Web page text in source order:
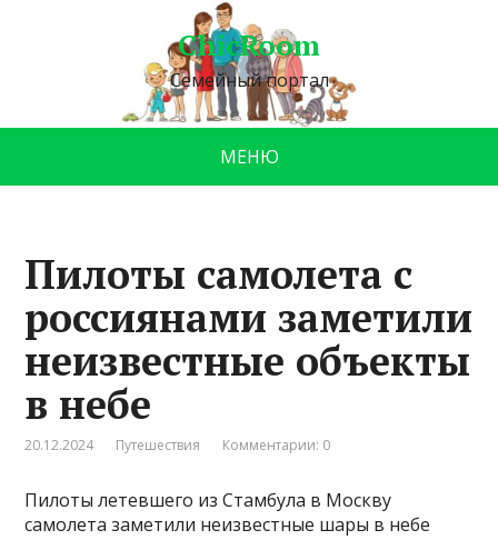
ChicRoom
Семейный портал
МЕНЮ
Пилоты самолета с
россиянами заметили
неизвестные объекты
в небе
20.12.2024 Путешествия Комментарии: 0
Пилоты летевшего из Стамбула в Москву
самолета заметили неизвестные шары в небе